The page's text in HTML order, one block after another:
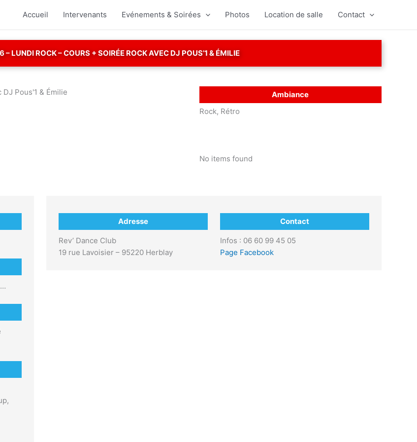
Accueil Intervenants Evénements & Soirées Photos Location de salle Contact
LUNDI ROCK – COURS + SOIRÉE ROCK AVEC DJ POUS’1 & ÉMILIE
Ambiance
Rock, Rétro
No items found
Adresse
Rev’ Dance Club
19 rue Lavoisier – 95220 Herblay
Contact
Infos : 06 60 99 45 05
Page Facebook